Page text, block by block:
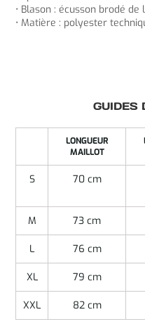
• Blason : écusson brodé de
• Matière : polyester
GUIDES
LONGUEUR
MAILLOT
S 70 cm
M 73 cm
L 76 cm
XL 79 cm
XXL 82 cm